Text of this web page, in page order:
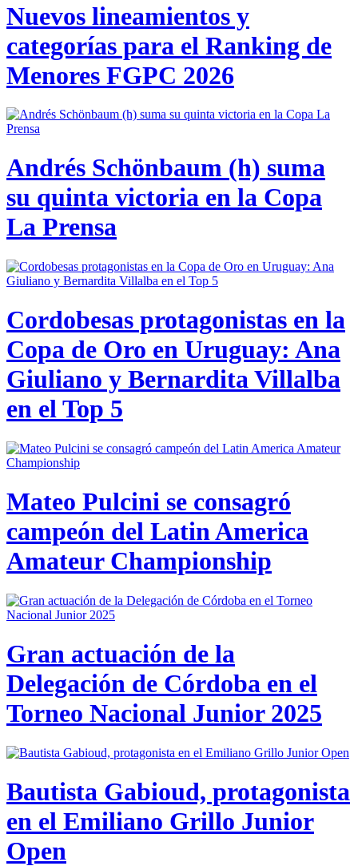
Nuevos lineamientos y
categorías para el Ranking de
Menores FGPC 2026
Andrés Schönbaum (h) suma
su quinta victoria en la Copa
La Prensa
Cordobesas protagonistas en la
Copa de Oro en Uruguay: Ana
Giuliano y Bernardita Villalba
en el Top 5
Mateo Pulcini se consagró
campeón del Latin America
Amateur Championship
Gran actuación de la
Delegación de Córdoba en el
Torneo Nacional Junior 2025
Bautista Gabioud, protagonista
en el Emiliano Grillo Junior
Open